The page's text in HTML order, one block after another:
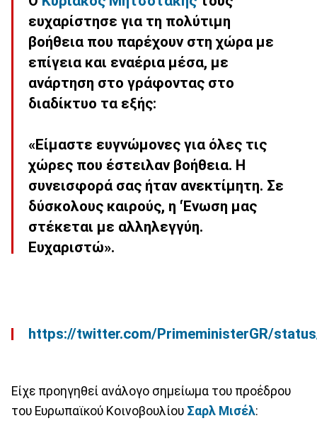
ευχαρίστησε για τη πολύτιμη
βοήθεια που παρέχουν στη χώρα με
επίγεια και εναέρια μέσα, με
ανάρτηση στο γράφοντας στο
διαδίκτυο τα εξής:
«Είμαστε ευγνώμονες για όλες τις
χώρες που έστειλαν βοήθεια. Η
συνεισφορά σας ήταν ανεκτίμητη. Σε
δύσκολους καιρούς, η 'Ένωση μας
στέκεται με αλληλεγγύη.
Ευχαριστώ».
https://twitter.com/PrimeministerGR/
Είχε προηγηθεί ανάλογο σημείωμα του προέδρου
του Ευρωπαϊκού Κοινοβουλίου Σαρλ Μισέλ: